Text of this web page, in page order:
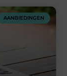
AANBIEDINGEN